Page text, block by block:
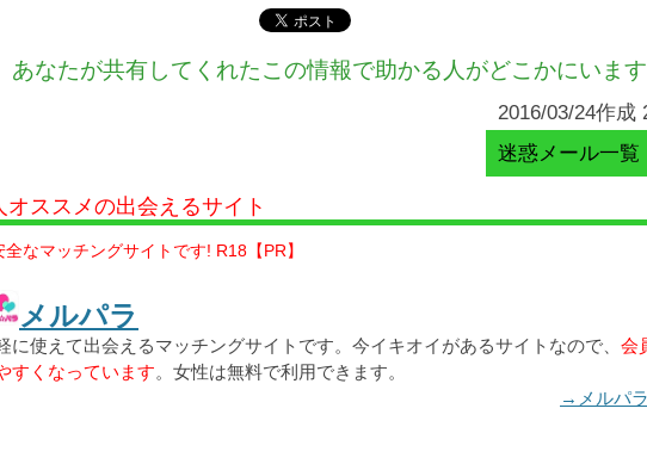
あなたが共有してくれたこの情報で助かる人がどこかにいます
2016/03/24作成
迷惑メール一覧
オススメの出会えるサイト
全なマッチングサイトです! R18【PR】
メルパラ
に使えて出会えるマッチングサイトです。今イキオイがあるサイトなので、 会
すくなっています。女性は無料で利用できます。
→メルパ